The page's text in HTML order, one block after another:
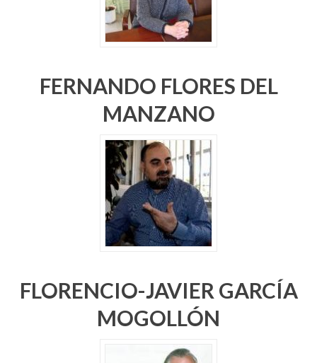
FERNANDO FLORES DEL
MANZANO
FLORENCIO-JAVIER GARCÍA
MOGOLLÓN